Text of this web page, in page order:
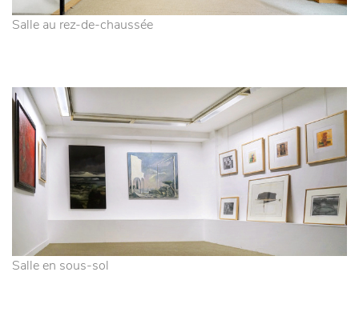
Salle au rez-de-chaussée
Salle en sous-sol